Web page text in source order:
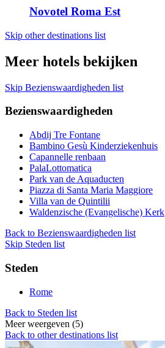
Novotel Roma Est
Skip other destinations list
Meer hotels bekijken
Skip Bezienswaardigheden list
Bezienswaardigheden
Abdij Tre Fontane
Bambino Gesù Kinderziekenhuis
Capannelle renbaan
PalaLottomatica
Park van de Aquaducten
Piazza di Santa Maria Maggiore
Villa van de Quintilii
Waldenzische (Evangelische) Kerk
Back to Bezienswaardigheden list
Skip Steden list
Steden
Rome
Back to Steden list
Meer weergeven (5)
Back to other destinations list